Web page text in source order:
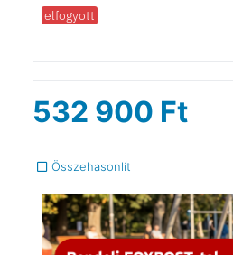
elfogyott
532 900 Ft
Összehasonlít